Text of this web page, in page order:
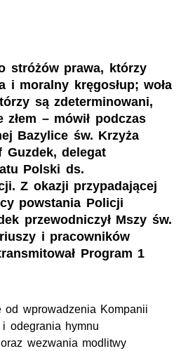
stróżów prawa, którzy
i moralny kręgosłup; woła
są zdeterminowani,
– mówił podczas
Bazylice św. Krzyża
Guzdek, delegat
Polski ds.
Z okazji przypadającej
powstania Policji
przewodniczył Mszy św.
i pracowników
Program 1
od wprowadzenia Kompanii
odegrania hymnu
wezwania modlitwy